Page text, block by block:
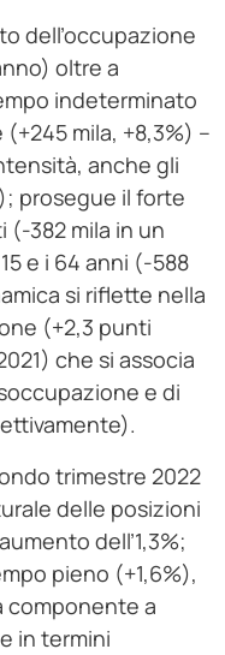
dell’occupazione
oltre a
indeterminato
mila, +8,3%) –
anche gli
prosegue il forte
(-382 mila in un
e i 64 anni (-588
si riflette nella
(+2,3 punti
che si associa
e di
trimestre 2022
delle posizioni
dell’1,3%;
pieno (+1,6%),
componente a
in termini